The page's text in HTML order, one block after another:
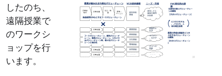
したのち、
遠隔授業で
のワークシ
ョップを行
います。